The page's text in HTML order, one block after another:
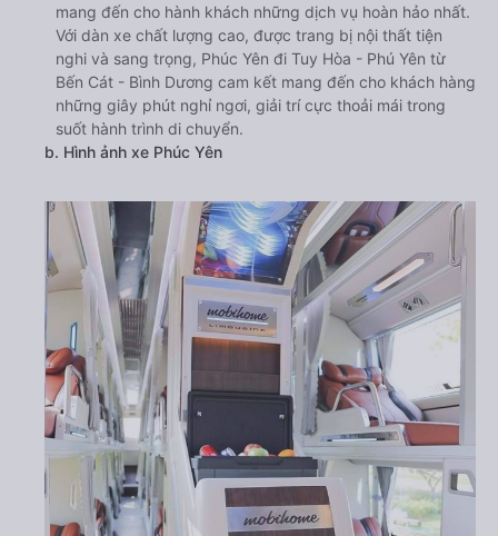
mang đến cho hành khách những dịch vụ hoàn hảo nhất.
Với dàn xe chất lượng cao, được trang bị nội thất tiện
nghi và sang trọng, Phúc Yên đi Tuy Hòa - Phú Yên từ
Bến Cát - Bình Dương cam kết mang đến cho khách hàng
những giây phút nghỉ ngơi, giải trí cực thoải mái trong
suốt hành trình di chuyển.
b. Hình ảnh xe Phúc Yên